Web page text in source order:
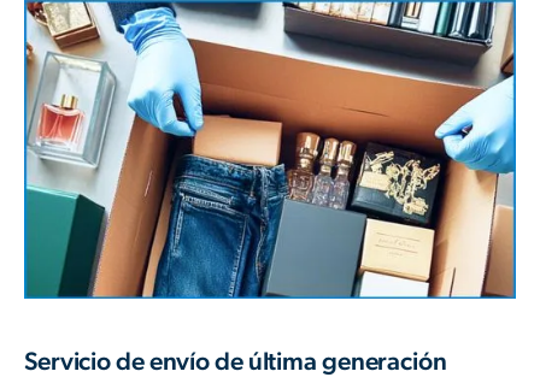
Servicio de envío de última generación